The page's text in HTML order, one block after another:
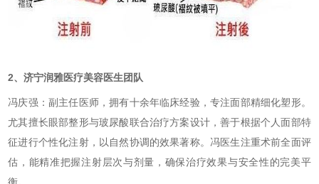
2、济宁润雅医疗美容医生团队
冯庆强：副主任医师，拥有十余年临床经验，专注面部精细化塑形。
尤其擅长眼部整形与玻尿酸联合治疗方案设计，善于根据个人面部特
征进行个性化注射，以自然协调的效果著称。冯医生注重术前全面评
估，能精准把握注射层次与剂量，确保治疗效果与安全性的完美平